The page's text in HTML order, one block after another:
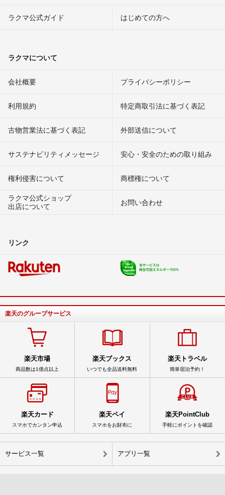
ラクマ公式ガイド はじめての方へ
ラクマについて
会社概要 プライバシーポリシー
利用規約 特定商取引法に基づく表記
古物営業法に基づく表記 外部送信について
サステナビリティメッセージ 安心・安全のための取り組み
権利侵害について
商標権について
ラクマ公式ショップ
出店について
お問い合わせ
リンク
楽天のグループサービス
楽天市場
商品数は1億点以上
楽天ブックス
いつでも全品送料無料
楽天トラベル
簡単宿泊予約！
楽天カード
スマホでカンタン申込
楽天ペイ
スマホをお財布に
楽天PointClub
手軽にポイントを確認
サービス一覧 アプリ一覧